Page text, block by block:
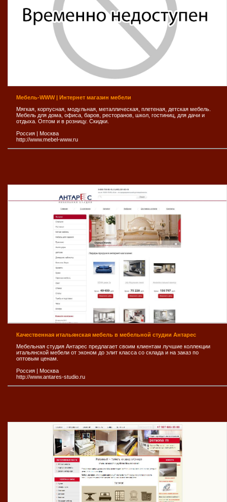
Мебель-WWW | Интернет магазин мебели
Мягкая, корпусная, модульная, металлическая, плетеная, детская мебель.
Мебель для дома, офиса, баров, ресторанов, школ, гостиниц, для дачи и
отдыха. Оптом и в розницу. Скидки.
Россия | Москва
http://www.mebel-www.ru
Качественная итальянская мебель в мебельной студии Антарес
Мебельная студия Антарес предлагает своим клиентам лучшие коллекции
итальянской мебели от эконом до элит класса со склада и на заказ по
оптовым ценам.
Россия | Москва
http://www.antares-studio.ru